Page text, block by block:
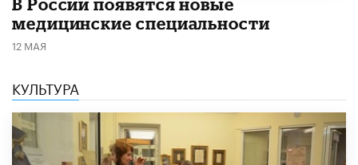
В России появятся новые
медицинские специальности
12 МАЯ
КУЛЬТУРА